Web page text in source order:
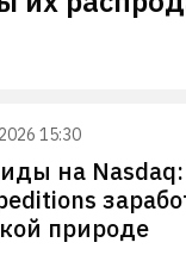
15:30
на
природе